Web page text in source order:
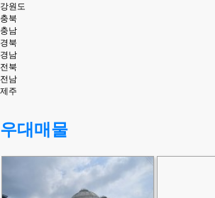
강원도
충북
충남
경북
경남
전북
전남
제주
우대매물